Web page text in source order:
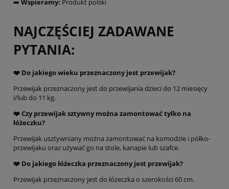
➡️ Wspieramy: Produkt polski
NAJCZĘŚCIEJ ZADAWANE
PYTANIA:
❤️ Do jakiego wieku przeznaczony jest przewijak?
Przewijak przeznaczony jest do przewijania dzieci do 12 miesięcy
i/lub do 11 kg.
❤️Czy przewijak sztywny można zamontować tylko na
łóżeczku?
Przewijak usztywniany można zamontować na komodzie i półko-
przewijaku oraz używać go na stole, kanapie lub szafce.
❤️ Do jakiego łóżeczka przeznaczony jest przewijak?
Przewijak przeznaczony jest do łóżeczka o szerokości 60 cm.